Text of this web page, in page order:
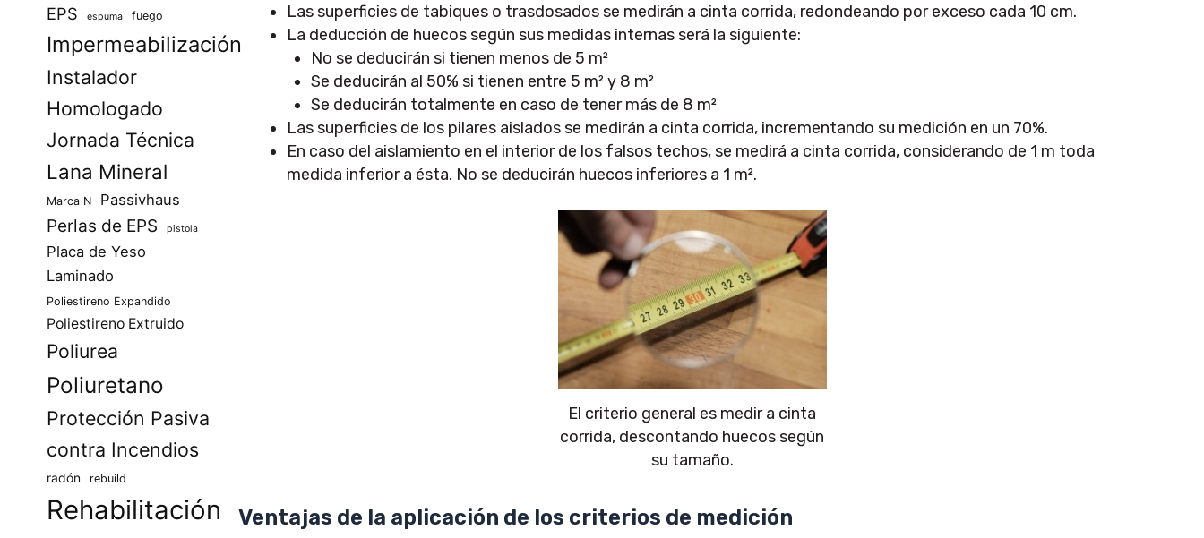
EPS espuma fuego
Impermeabilización
Instalador
Homologado
Jornada Técnica
Lana Mineral
Marca N Passivhaus
Perlas de EPS pistola
Placa de Yeso
Laminado
Poliestireno Expandido
Poliestireno Extruido
Poliurea
Poliuretano
Protección Pasiva
contra Incendios
radón rebuild
Rehabilitación
Las superficies de tabiques o trasdosados se medirán a cinta corrida, redondeando por exceso cada 10 cm.
La deducción de huecos según sus medidas internas será la siguiente:
No se deducirán si tienen menos de 5 m²
Se deducirán al 50% si tienen entre 5 m² y 8 m²
Se deducirán totalmente en caso de tener más de 8 m²
Las superficies de los pilares aislados se medirán a cinta corrida, incrementando su medición en un 70%.
En caso del aislamiento en el interior de los falsos techos, se medirá a cinta corrida, considerando de 1 m toda
medida inferior a ésta. No se deducirán huecos inferiores a 1 m².
El criterio general es medir a cinta
corrida, descontando huecos según
su tamaño.
Ventajas de la aplicación de los criterios de medición